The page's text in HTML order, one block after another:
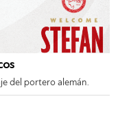
del portero alemán.